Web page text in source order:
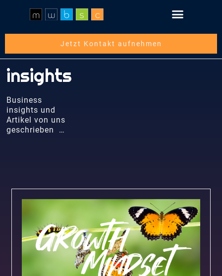
Jetzt Kontakt aufnehmen
insights
Business
insights und
Artikel von uns
geschrieben …